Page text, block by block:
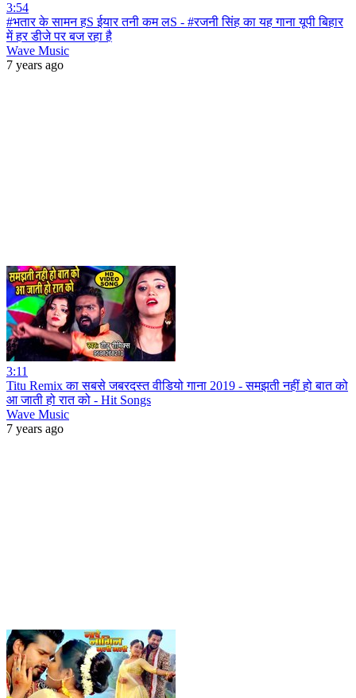
3:54
#भतार के सामन हS ईयार तनी कम लS - #रजनी सिंह का यह गाना यूपी बिहार
में हर डीजे पर बज रहा है
Wave Music
7 years ago
3:11
Titu Remix का सबसे जबरदस्त वीडियो गाना 2019 - समझती नहीं हो बात को
आ जाती हो रात को - Hit Songs
Wave Music
7 years ago